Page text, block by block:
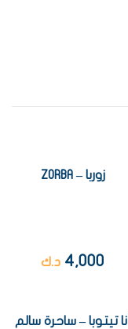
زوربا – ZORBA
4,000 د.ك
أنا تيتوبا – ساحرة سالم